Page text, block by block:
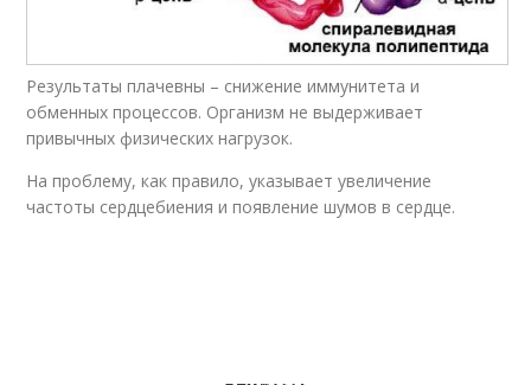
Результаты плачевны – снижение иммунитета и
обменных процессов. Организм не выдерживает
привычных физических нагрузок.
На проблему, как правило, указывает увеличение
частоты сердцебиения и появление шумов в сердце.